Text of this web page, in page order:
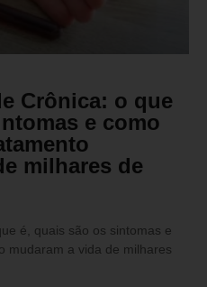
Crônica: o que
e como
milhares de
é, quais são os sintomas e
mudaram a vida de milhares